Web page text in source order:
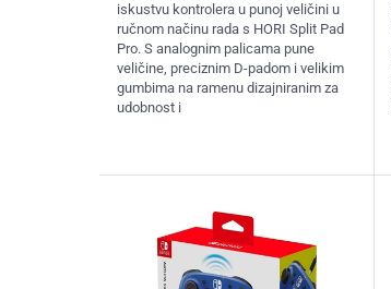
iskustvu kontrolera u punoj veličini u
ručnom načinu rada s HORI Split Pad
Pro. S analognim palicama pune
veličine, preciznim D-padom i velikim
gumbima na ramenu dizajniranim za
udobnost i